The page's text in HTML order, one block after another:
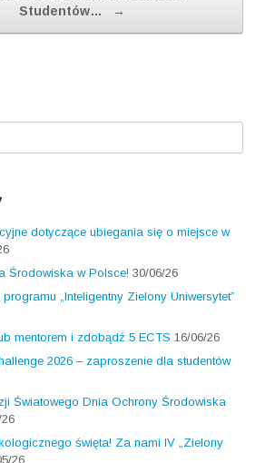
Studentów…
→
dotyczące ubiegania się o miejsce w
Środowiska w Polsce! 30/06/26
„Inteligentny Zielony Uniwersytet”
mentorem i zdobądź 5 ECTS 16/06/26
2026 – zaproszenie dla studentów
Światowego Dnia Ochrony Środowiska
święta! Za nami IV „Zielony
26